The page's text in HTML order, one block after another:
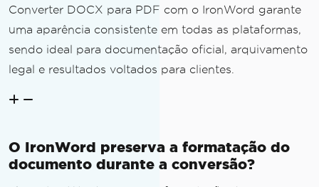
Converter DOCX para PDF com o IronWord garante
uma aparência consistente em todas as plataformas,
sendo ideal para documentação oficial, arquivamento
legal e resultados voltados para clientes.
O IronWord preserva a formatação do
documento durante a conversão?